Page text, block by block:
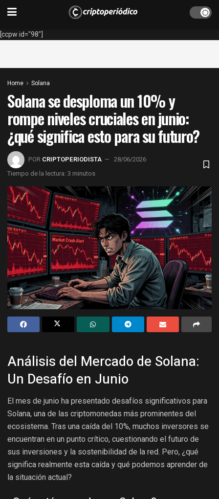
[ccpw id="98"]
Home Solana
Solana se desploma un 10% y
rompe niveles cruciales en junio:
¿qué significa esto para su futuro?
POR CRIPTOPERIODISTA
28/06/2026
Tiempo de la lectura: 3 minutos
Análisis del Mercado de Solana:
Un Desafío en Junio
El mes de junio ha presentado desafíos significativos para
Solana, una de las criptomonedas más prominentes del
ecosistema. Tras una caída del 10%, muchos inversores se
encuentran en un punto crítico, cuestionando el futuro de
sus inversiones y la sostenibilidad de la red. Pero, ¿qué
significa realmente esta caída y qué podemos aprender de
la situación actual?